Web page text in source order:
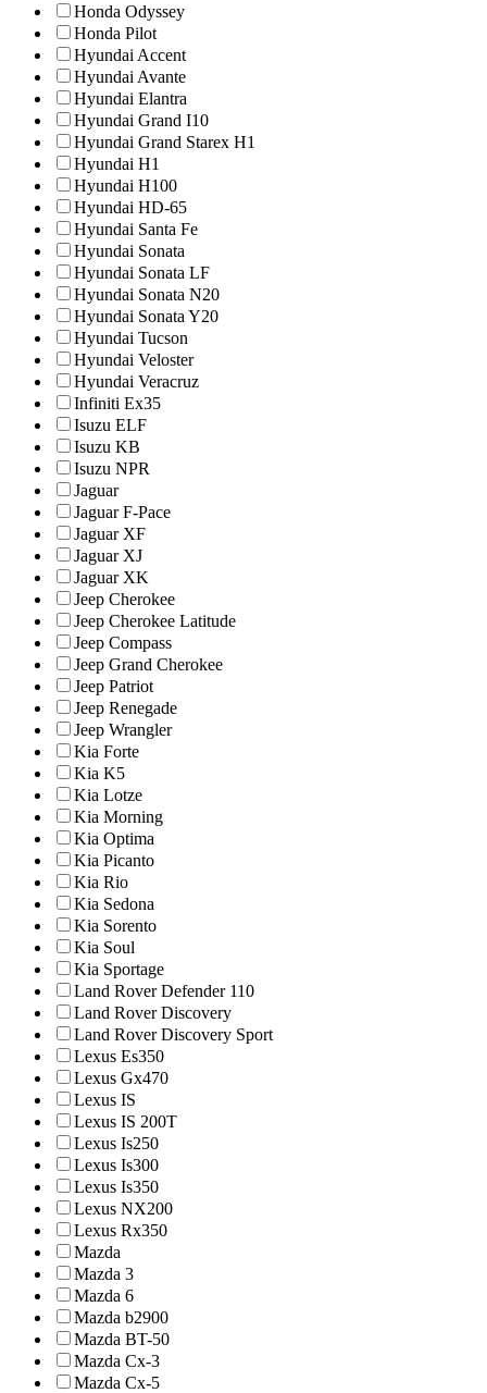
Honda Odyssey
Honda Pilot
Hyundai Accent
Hyundai Avante
Hyundai Elantra
Hyundai Grand I10
Hyundai Grand Starex H1
Hyundai H1
Hyundai H100
Hyundai HD-65
Hyundai Santa Fe
Hyundai Sonata
Hyundai Sonata LF
Hyundai Sonata N20
Hyundai Sonata Y20
Hyundai Tucson
Hyundai Veloster
Hyundai Veracruz
Infiniti Ex35
Isuzu ELF
Isuzu KB
Isuzu NPR
Jaguar
Jaguar F-Pace
Jaguar XF
Jaguar XJ
Jaguar XK
Jeep Cherokee
Jeep Cherokee Latitude
Jeep Compass
Jeep Grand Cherokee
Jeep Patriot
Jeep Renegade
Jeep Wrangler
Kia Forte
Kia K5
Kia Lotze
Kia Morning
Kia Optima
Kia Picanto
Kia Rio
Kia Sedona
Kia Sorento
Kia Soul
Kia Sportage
Land Rover Defender 110
Land Rover Discovery
Land Rover Discovery Sport
Lexus Es350
Lexus Gx470
Lexus IS
Lexus IS 200T
Lexus Is250
Lexus Is300
Lexus Is350
Lexus NX200
Lexus Rx350
Mazda
Mazda 3
Mazda 6
Mazda b2900
Mazda BT-50
Mazda Cx-3
Mazda Cx-5